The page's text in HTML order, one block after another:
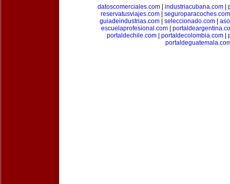
datoscomerciales.com| industriacubana.com|
reservatusviajes.com| seguroparacoches.com
guiadeindustrias.com
seleccionado.com
escuelaprofesional.com
portaldechile.com
portaldecolombia.com